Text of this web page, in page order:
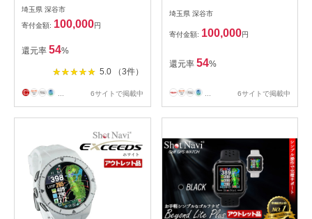
Shot Navi Laser Sniper
nano GR（ショットナビ イ
ンフィニティ・レーザースナ
イパー ナノ GR）セット＜カ
ラー：ブラック＞ 【11218-
埼玉県 深谷市
寄付金額: 100,000円
還元率 54%
5.0 （3件）
6サイトで掲載中
nano GR（ショットナビ イ
ンフィニティ・レーザースナ
ラー：ホワイト＞ 【11218-
0874】
埼玉県 深谷市
寄付金額: 100,000円
還元率 54%
6サイトで掲載中